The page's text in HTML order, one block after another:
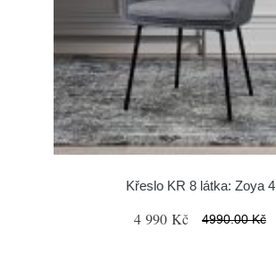
Křeslo KR 8 látka: Zoya 4
4 990 Kč 4990.00 Kč